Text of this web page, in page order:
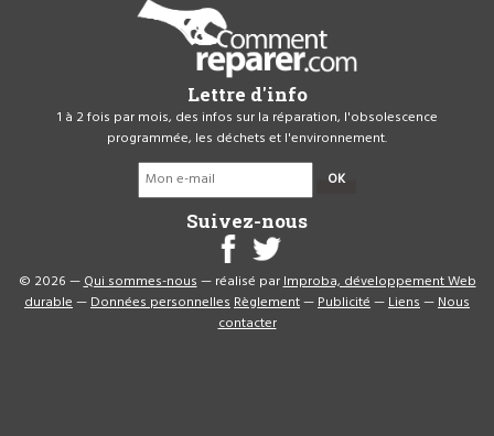
Lettre d'info
1 à 2 fois par mois, des infos sur la réparation, l'obsolescence
programmée, les déchets et l'environnement.
OK
Suivez-nous
© 2026 —Qui sommes-nous— réalisé parImproba, développement Web
durable—Données personnellesRèglement—Publicité—Liens—Nous
contacter